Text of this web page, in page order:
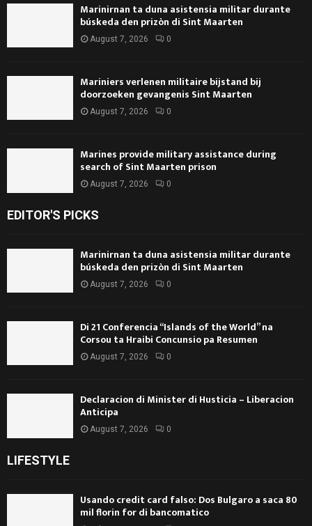
Marinirnan ta duna asistensia militar durante
búskeda den prizòn di Sint Maarten
August 7, 2026 0
Mariniers verlenen militaire bijstand bij
doorzoeken gevangenis Sint Maarten
August 7, 2026 0
Marines provide military assistance during
search of Sint Maarten prison
August 7, 2026 0
EDITOR'S PICKS
Marinirnan ta duna asistensia militar durante
búskeda den prizòn di Sint Maarten
August 7, 2026 0
Di 21 Conferencia “Islands of the World” na
Corsou ta Hraibi Concunsio pa Resumen
August 7, 2026 0
Declaracion di Minister di Husticia – Liberacion
Anticipa
August 7, 2026 0
LIFESTYLE
Usando credit card falso: Dos Bulgaro a saca 80
mil florin for di bancomatico